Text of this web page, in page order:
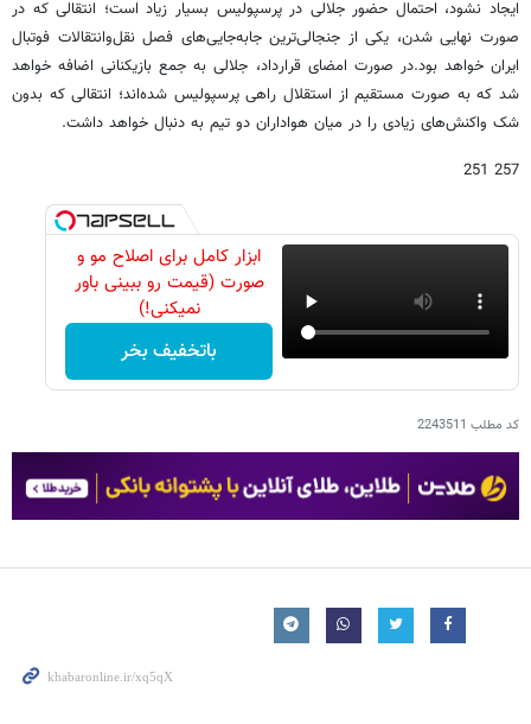
ایجاد نشود، احتمال حضور جلالی در پرسپولیس بسیار زیاد است؛ انتقالی که در
صورت نهایی شدن، یکی از جنجالی‌ترین جابه‌جایی‌های فصل نقل‌وانتقالات فوتبال
ایران خواهد بود.در صورت امضای قرارداد، جلالی به جمع بازیکنانی اضافه خواهد
شد که به صورت مستقیم از استقلال راهی پرسپولیس شده‌اند؛ انتقالی که بدون
شک واکنش‌های زیادی را در میان هواداران دو تیم به دنبال خواهد داشت.
257 251
ابزار کامل برای اصلاح مو و
صورت (قیمت رو ببینی باور
نمیکنی!)
باتخفیف بخر
کد مطلب 2243511